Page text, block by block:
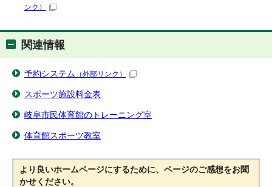
ンク）
関連情報
予約システム （外部リンク）
スポーツ施設料金表
岐阜市民体育館のトレーニング室
体育館スポーツ教室
より良いホームページにするために、ページのご感想をお聞
かせください。